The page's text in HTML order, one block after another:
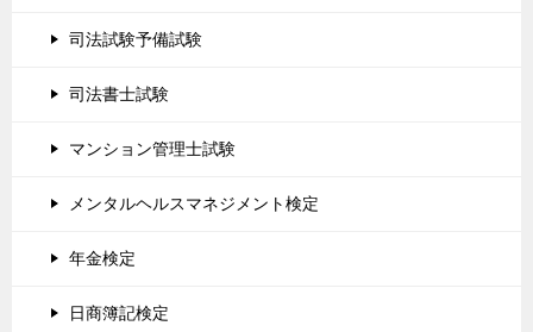
司法試験予備試験
司法書士試験
マンション管理士試験
メンタルヘルスマネジメント検定
年金検定
日商簿記検定